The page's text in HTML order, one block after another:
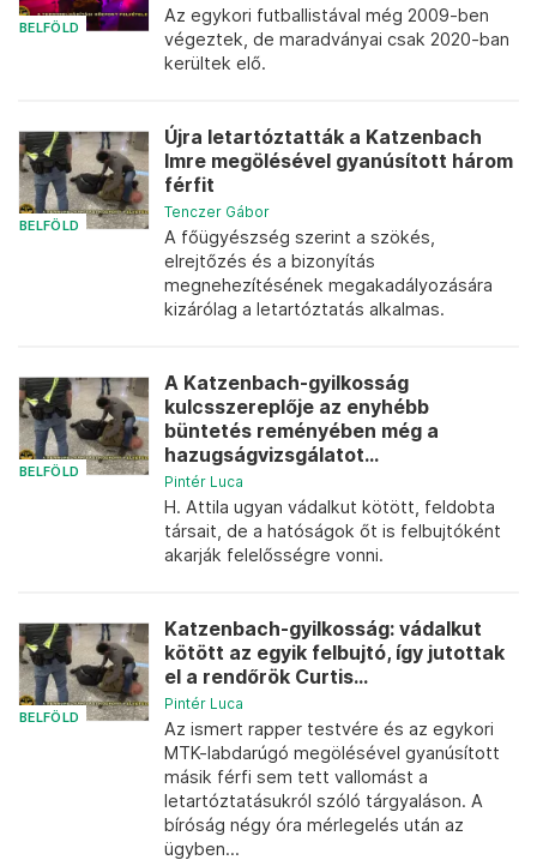
BELFÖLD
Az egykori futballistával még 2009-ben
végeztek, de maradványai csak 2020-ban
kerültek elő.
BELFÖLD
Újra letartóztatták a Katzenbach
Imre megölésével gyanúsított három
férfit
Tenczer Gábor
A főügyészség szerint a szökés,
elrejtőzés és a bizonyítás
megnehezítésének megakadályozására
kizárólag a letartóztatás alkalmas.
BELFÖLD
A Katzenbach-gyilkosság
kulcsszereplője az enyhébb
büntetés reményében még a
hazugságvizsgálatot...
Pintér Luca
H. Attila ugyan vádalkut kötött, feldobta
társait, de a hatóságok őt is felbujtóként
akarják felelősségre vonni.
BELFÖLD
Katzenbach-gyilkosság: vádalkut
kötött az egyik felbujtó, így jutottak
el a rendőrök Curtis...
Pintér Luca
Az ismert rapper testvére és az egykori
MTK-labdarúgó megölésével gyanúsított
másik férfi sem tett vallomást a
letartóztatásukról szóló tárgyaláson. A
bíróság négy óra mérlegelés után az
ügyben...